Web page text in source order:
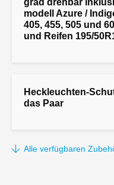
grad drehbar
modell Azure /
405, 455, 505 und
und Reifen 195/
Heckleuchten-
das Paar
Alle verfügbaren